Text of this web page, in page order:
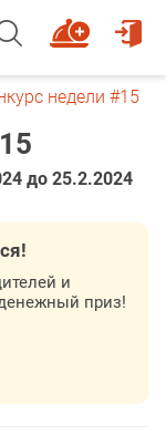
недели #15
до 25.2.2024
и
приз!